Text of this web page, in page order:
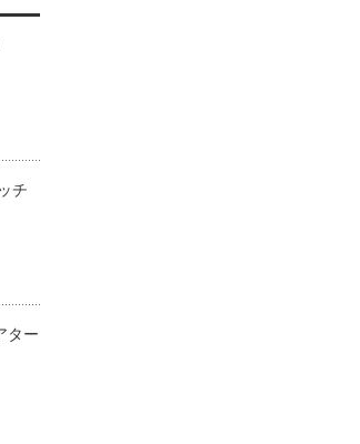
チ
ター